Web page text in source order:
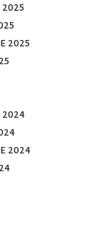
2025
2025
2024
2024